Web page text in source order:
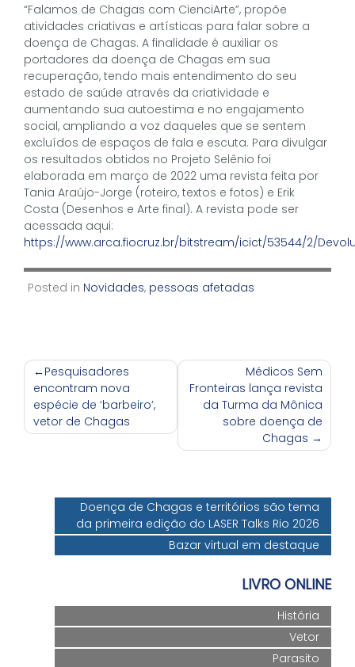
“Falamos de Chagas com CienciArte”, propõe
atividades criativas e artísticas para falar sobre a
doença de Chagas. A finalidade é auxiliar os
portadores da doença de Chagas em sua
recuperação, tendo mais entendimento do seu
estado de saúde através da criatividade e
aumentando sua autoestima e no engajamento
social, ampliando a voz daqueles que se sentem
excluídos de espaços de fala e escuta. Para divulgar
os resultados obtidos no Projeto Selênio foi
elaborada em março de 2022 uma revista feita por
Tania Araújo-Jorge (roteiro, textos e fotos) e Erik
Costa (Desenhos e Arte final). A revista pode ser
acessada aqui:
https://www.arca.fiocruz.br/bitstream/icict/53544/2/
Posted in Novidades, pessoas afetadas
Navegação
de
Post
Pesquisadores
encontram nova
espécie de ‘barbeiro’,
vetor de Chagas
Médicos Sem
Fronteiras lança revista
da Turma da Mônica
sobre doença de
Chagas
Doença de Chagas e territórios são tema
da primeira edição do LASER Talks Rio 2026
Bazar virtual em destaque
LIVRO ONLINE
História
Vetor
Parasito